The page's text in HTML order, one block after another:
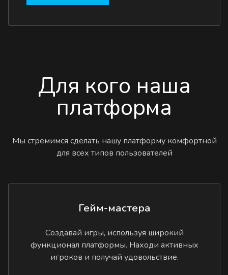
Для кого наша
платформа
Мы стремимся сделать нашу платформу комфортной
для всех типов пользователей
Гейм-мастера
Создавай игры, используя широкий
функционал платформы. Находи активных
игроков и получай удовольствие.